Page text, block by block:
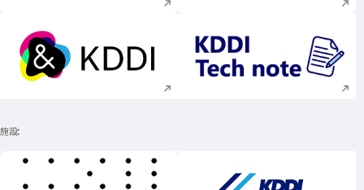
新規ウィンドウで開く 新規ウィンドウで
施設